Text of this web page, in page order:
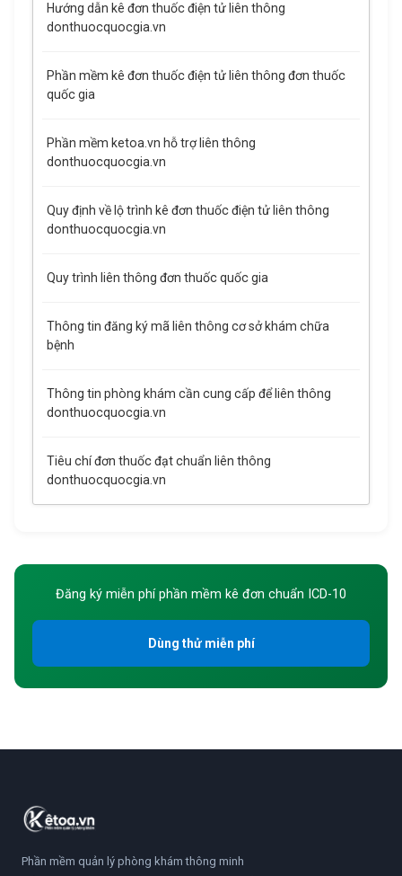
Hướng dẫn kê đơn thuốc điện tử liên thông
donthuocquocgia.vn
Phần mềm kê đơn thuốc điện tử liên thông đơn thuốc
quốc gia
Phần mềm ketoa.vn hỗ trợ liên thông
donthuocquocgia.vn
Quy định về lộ trình kê đơn thuốc điện tử liên thông
donthuocquocgia.vn
Quy trình liên thông đơn thuốc quốc gia
Thông tin đăng ký mã liên thông cơ sở khám chữa
bệnh
Thông tin phòng khám cần cung cấp để liên thông
donthuocquocgia.vn
Tiêu chí đơn thuốc đạt chuẩn liên thông
donthuocquocgia.vn
Đăng ký miễn phí phần mềm kê đơn chuẩn ICD-10
Dùng thử miễn phí
Phần mềm quản lý phòng khám thông minh